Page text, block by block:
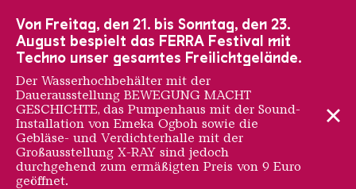
Von Freitag, den 21. bis Sonntag, den 23.
August bespielt das FERRA Festival mit
Techno unser gesamtes Freilichtgelände.
Der Wasserhochbehälter mit der
Dauerausstellung BEWEGUNG MACHT
GESCHICHTE, das Pumpenhaus mit der Sound-
Installation von Emeka Ogboh sowie die
Gebläse- und Verdichterhalle mit der
Großausstellung X-RAY sind jedoch
durchgehend zum ermäßigten Preis von 9 Euro
geöffnet.